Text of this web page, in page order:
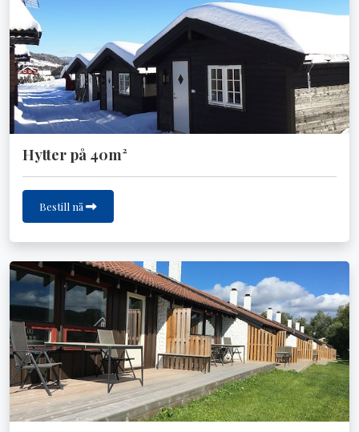
Hytter på 40m²
Bestill nå